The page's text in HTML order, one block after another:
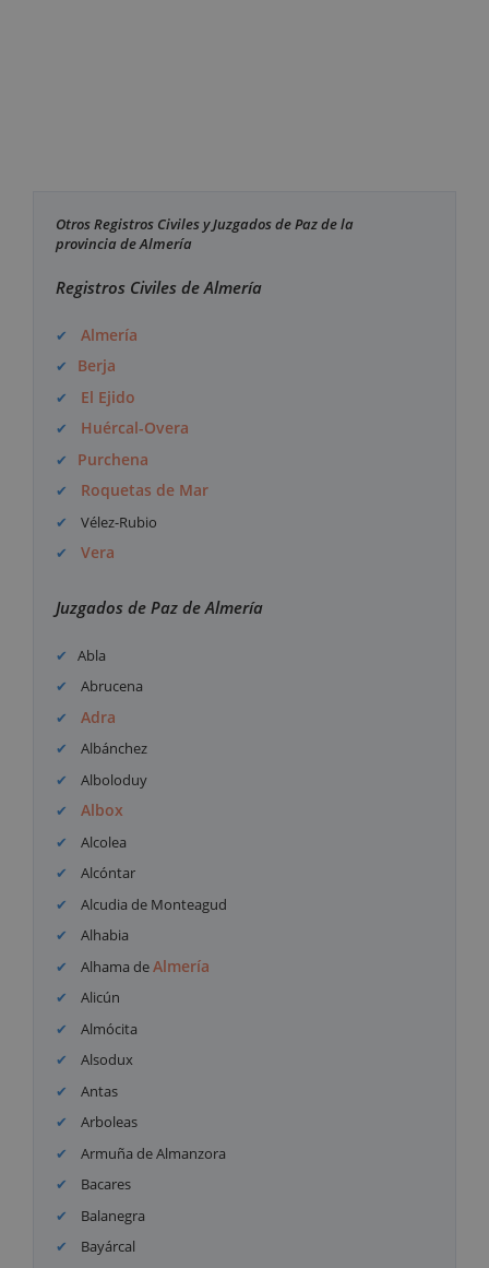
Otros Registros Civiles y Juzgados de Paz de la
provincia de Almería
Registros Civiles de Almería
Almería
Berja
El Ejido
Huércal-Overa
Purchena
Roquetas de Mar
Vélez-Rubio
Vera
Juzgados de Paz de Almería
Abla
Abrucena
Adra
Albánchez
Alboloduy
Albox
Alcolea
Alcóntar
Alcudia de Monteagud
Alhabia
Alhama deAlmería
Alicún
Almócita
Alsodux
Antas
Arboleas
Armuña de Almanzora
Bacares
Balanegra
Bayárcal